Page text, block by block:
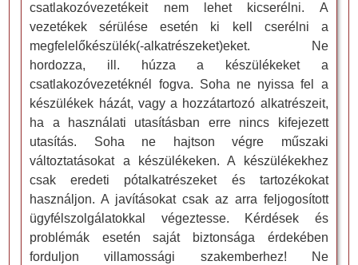
csatlakozóvezetékeit nem lehet kicserélni. A
vezetékek sérülése esetén ki kell cserélni a
megfelelőkészülék(-alkatrészeket)eket. Ne
hordozza, ill. húzza a készülékeket a
csatlakozóvezetéknél fogva. Soha ne nyissa fel a
készülékek házát, vagy a hozzátartozó alkatrészeit,
ha a használati utasításban erre nincs kifejezett
utasítás. Soha ne hajtson végre műszaki
változtatásokat a készülékeken. A készülékekhez
csak eredeti pótalkatrészeket és tartozékokat
használjon. A javításokat csak az arra feljogosított
ügyfélszolgálatokkal végeztesse. Kérdések és
problémák esetén saját biztonsága érdekében
forduljon villamossági szakemberhez! Ne